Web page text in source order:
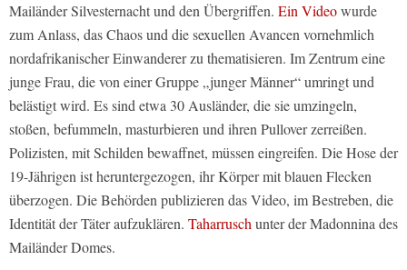
Mailänder Silvesternacht und den Übergriffen. Ein Videowurde
zum Anlass, das Chaos und die sexuellen Avancen vornehmlich
nordafrikanischer Einwanderer zu thematisieren. Im Zentrum eine
junge Frau, die von einer Gruppe „junger Männer“ umringt und
belästigt wird. Es sind etwa 30 Ausländer, die sie umzingeln,
stoßen, befummeln, masturbieren und ihren Pullover zerreißen.
Polizisten, mit Schilden bewaffnet, müssen eingreifen. Die Hose der
19-Jährigen ist heruntergezogen, ihr Körper mit blauen Flecken
überzogen. Die Behörden publizieren das Video, im Bestreben, die
Identität der Täter aufzuklären. Taharrusch unter der Madonnina des
Mailänder Domes.